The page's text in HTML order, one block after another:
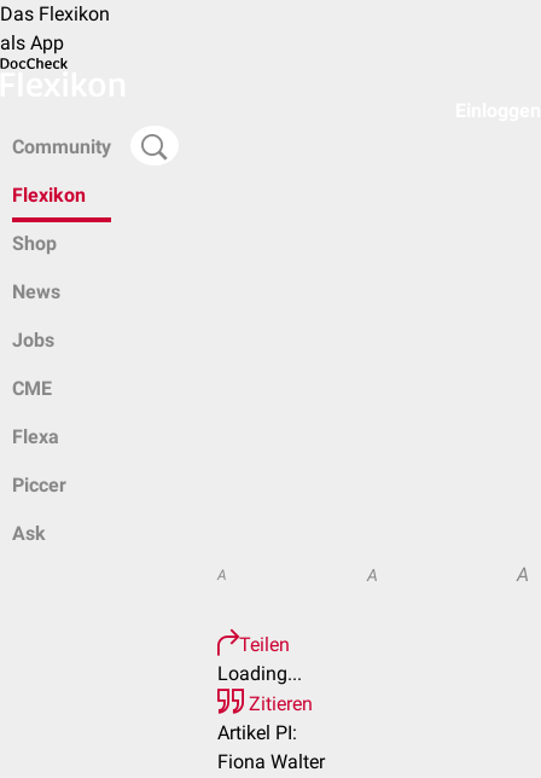
Das Flexikon
als App
Community
Flexikon
Shop
News
Jobs
CME
Flexa
Piccer
Ask
A A A
Teilen
Loading...
Zitieren
Artikel PI:
Fiona Walter